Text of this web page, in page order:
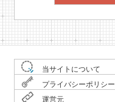
当サイトについて
プライバシーポリシー
運営元